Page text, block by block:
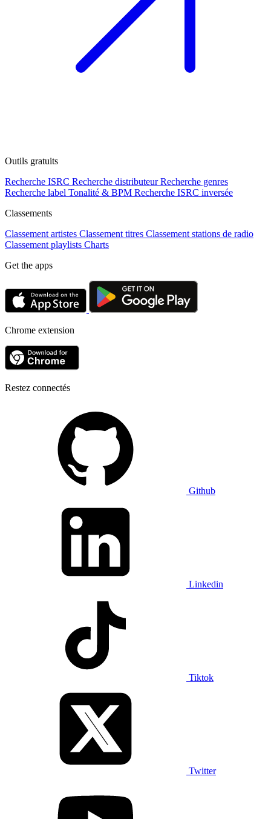
Outils gratuits
Recherche ISRC Recherche distributeur Recherche genres
Recherche label Tonalité & BPM Recherche ISRC inversée
Classements
Classement artistes Classement titres Classement stations de radio
Classement playlists Charts
Get the apps
Chrome extension
Restez connectés
Github
Linkedin
Tiktok
Twitter